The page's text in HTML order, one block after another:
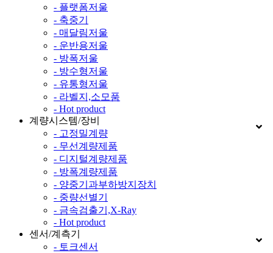
- 플랫폼저울
- 축중기
- 매달림저울
- 운반용저울
- 방폭저울
- 방수형저울
- 유통형저울
- 라벨지,소모품
- Hot product
계량시스템/장비
- 고정밀계량
- 무선계량제품
- 디지털계량제품
- 방폭계량제품
- 양중기과부하방지장치
- 중량선별기
- 금속검출기,X-Ray
- Hot product
센서/계측기
- 토크센서